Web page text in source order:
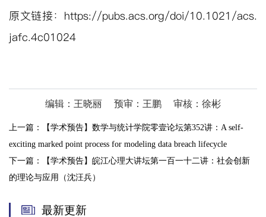
原文链接： https://pubs.acs.org/doi/10.1021/acs.
jafc.4c01024
编辑：王晓丽 预审：王鹏 审核：徐彬
上一篇：
【学术预告】数学与统计学院零壹论坛第352讲：A self-
exciting marked point process for modeling data breach lifecycle
下一篇：
【学术预告】皖江心理大讲坛第一百一十二讲：社会创新
的理论与应用（沈汪兵）
最新更新